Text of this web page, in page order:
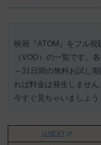
映画『ATOM』をフル視
（VOD）の一覧です。
～31日間の無料お試し
れば料金は発生しません
今すぐ見ちゃいましょう
U-NEXT